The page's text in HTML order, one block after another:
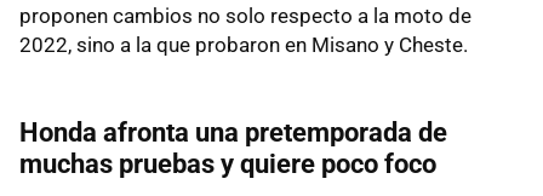
proponen cambios no solo respecto a la moto de
2022, sino a la que probaron en Misano y Cheste.
Honda afronta una pretemporada de
muchas pruebas y quiere poco foco